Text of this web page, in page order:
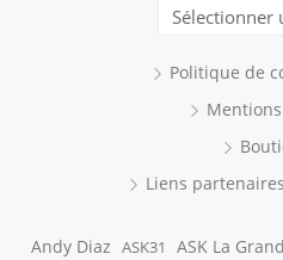
Archives
Politique de
Liens
Andy Diaz ASK31 ASK La